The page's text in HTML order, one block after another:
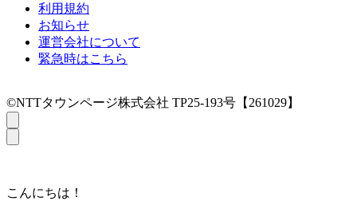
利用規約
お知らせ
運営会社について
緊急時はこちら
©NTTタウンページ株式会社 TP25-193号【261029】
こんにちは！